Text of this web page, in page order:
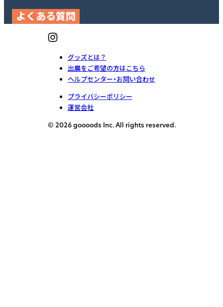
よくある質問
グッズとは？
出展をご希望の方はこちら
ヘルプセンター・お問い合わせ
プライバシーポリシー
運営会社
© 2026 goooods Inc. All rights reserved.